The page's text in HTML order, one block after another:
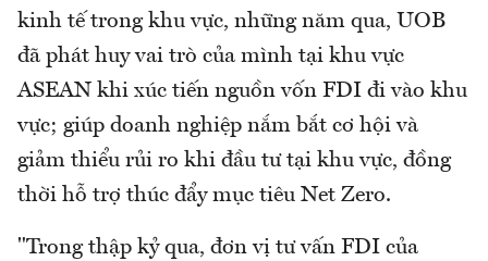
kinh tế trong khu vực, những năm qua, UOB
đã phát huy vai trò của mình tại khu vực
ASEAN khi xúc tiến nguồn vốn FDI đi vào khu
vực; giúp doanh nghiệp nắm bắt cơ hội và
giảm thiểu rủi ro khi đầu tư tại khu vực, đồng
thời hỗ trợ thúc đẩy mục tiêu Net Zero.
"Trong thập kỷ qua, đơn vị tư vấn FDI của